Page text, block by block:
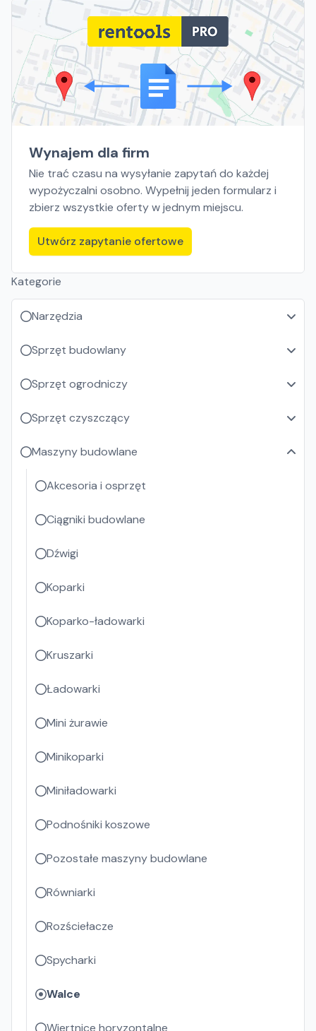
Wynajem dla firm
Nie trać czasu na wysyłanie zapytań do każdej
wypożyczalni osobno. Wypełnij jeden formularz i
zbierz wszystkie oferty w jednym miejscu.
Utwórz zapytanie ofertowe
Kategorie
Narzędzia
Sprzęt budowlany
Sprzęt ogrodniczy
Sprzęt czyszczący
Maszyny budowlane
Akcesoria i osprzęt
Ciągniki budowlane
Dźwigi
Koparki
Koparko-ładowarki
Kruszarki
Ładowarki
Mini żurawie
Minikoparki
Miniładowarki
Podnośniki koszowe
Pozostałe maszyny budowlane
Równiarki
Rozściełacze
Spycharki
Walce
Wiertnice horyzontalne